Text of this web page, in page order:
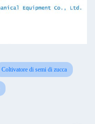
Coltivatore di semi di zucca